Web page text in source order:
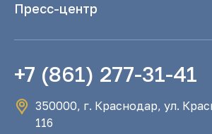
Пресс-центр
+7 (861) 277-31-41
350000, г. Краснодар, ул.
116